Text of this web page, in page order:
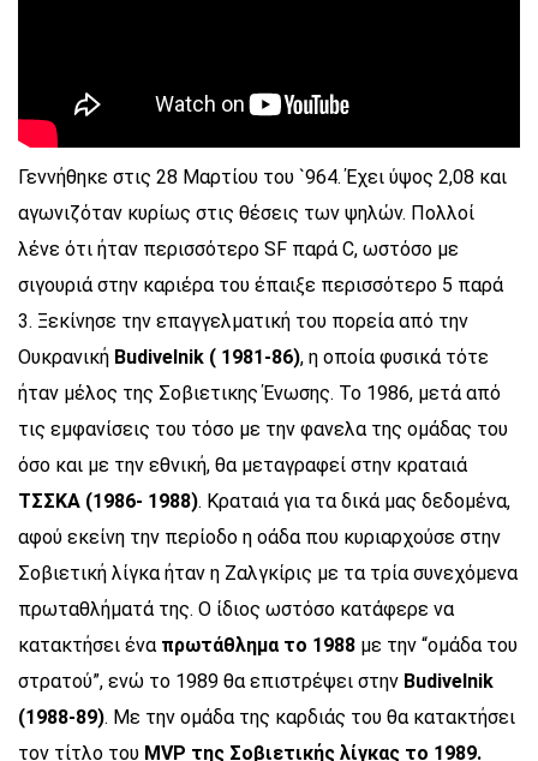
Γεννήθηκε στις 28 Μαρτίου του `964. Έχει ύψος 2,08 και
αγωνιζόταν κυρίως στις θέσεις των ψηλών. Πολλοί
λένε ότι ήταν περισσότερο SF παράC, ωστόσο με
σιγουριά στην καριέρα του έπαιξε περισσότερο 5 παρά
3. Ξεκίνησε την επαγγελματική του πορεία από την
Ουκρανική Budivelnik ( 1981-86), η οποία φυσικά τότε
ήταν μέλος της Σοβιετικης Ένωσης. Το 1986, μετά από
τις εμφανίσεις του τόσο με την φανελα της ομάδας του
όσο και με την εθνική, θα μεταγραφεί στην κραταιά
ΤΣΣΚΑ (1986- 1988). Κραταιά για τα δικά μας δεδομένα,
αφού εκείνη την περίοδο η οάδα που κυριαρχούσε στην
Σοβιετική λίγκα ήταν η Ζαλγκίρις με τα τρία συνεχόμενα
πρωταθλήματά της. Ο ίδιος ωστόσο κατάφερε να
κατακτήσει ένα πρωτάθλημα το 1988 με την “ομάδα του
στρατού”, ενώ το 1989 θα επιστρέψει στην Budivelnik
(1988-89). Με την ομάδα της καρδιάς του θα κατακτήσει
τον τίτλο του MVP της Σοβιετικής λίγκας το 1989.